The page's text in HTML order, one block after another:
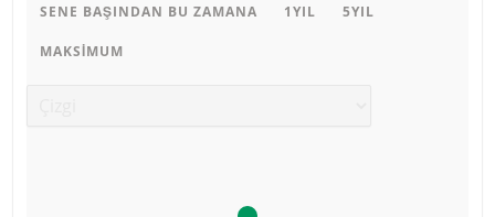
SENE BAŞINDAN BU ZAMANA 1YIL 5YIL
MAKSIMUM